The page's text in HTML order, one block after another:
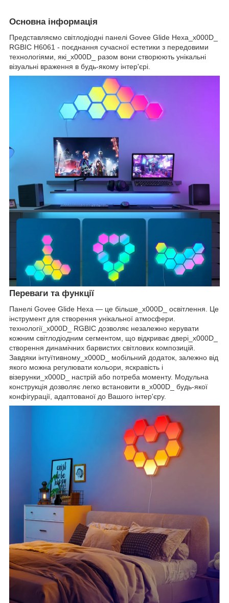
Основна інформація
Представляємо світлодіодні панелі Govee Glide Hexa_x000D_
RGBIC H6061 - поєднання сучасної естетики з передовими
технологіями, які_x000D_ разом вони створюють унікальні
візуальні враження в будь-якому інтер'єрі.
Переваги та функції
Панелі Govee Glide Hexa — це більше_x000D_ освітлення. Це
інструмент для створення унікальної атмосфери.
технології_x000D_ RGBIC дозволяє незалежно керувати
кожним світлодіодним сегментом, що відкриває двері_x000D_
створення динамічних барвистих світлових композицій.
Завдяки інтуїтивному_x000D_ мобільний додаток, залежно від
якого можна регулювати кольори, яскравість і
візерунки_x000D_ настрій або потреба моменту. Модульна
конструкція дозволяє легко встановити в_x000D_ будь-якої
конфігурації, адаптованої до Вашого інтер'єру.